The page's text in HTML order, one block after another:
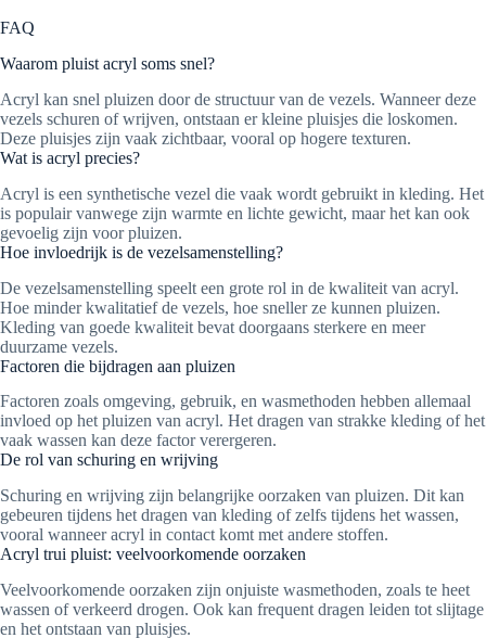
FAQ
Waarom pluist acryl soms snel?
Acryl kan snel pluizen door de structuur van de vezels. Wanneer deze
vezels schuren of wrijven, ontstaan er kleine pluisjes die loskomen.
Deze pluisjes zijn vaak zichtbaar, vooral op hogere texturen.
Wat is acryl precies?
Acryl is een synthetische vezel die vaak wordt gebruikt in kleding. Het
is populair vanwege zijn warmte en lichte gewicht, maar het kan ook
gevoelig zijn voor pluizen.
Hoe invloedrijk is de vezelsamenstelling?
De vezelsamenstelling speelt een grote rol in de kwaliteit van acryl.
Hoe minder kwalitatief de vezels, hoe sneller ze kunnen pluizen.
Kleding van goede kwaliteit bevat doorgaans sterkere en meer
duurzame vezels.
Factoren die bijdragen aan pluizen
Factoren zoals omgeving, gebruik, en wasmethoden hebben allemaal
invloed op het pluizen van acryl. Het dragen van strakke kleding of het
vaak wassen kan deze factor verergeren.
De rol van schuring en wrijving
Schuring en wrijving zijn belangrijke oorzaken van pluizen. Dit kan
gebeuren tijdens het dragen van kleding of zelfs tijdens het wassen,
vooral wanneer acryl in contact komt met andere stoffen.
Acryl trui pluist: veelvoorkomende oorzaken
Veelvoorkomende oorzaken zijn onjuiste wasmethoden, zoals te heet
wassen of verkeerd drogen. Ook kan frequent dragen leiden tot slijtage
en het ontstaan van pluisjes.